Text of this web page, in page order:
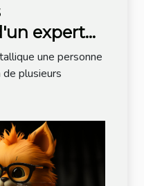
expert
?
une personne
plusieurs